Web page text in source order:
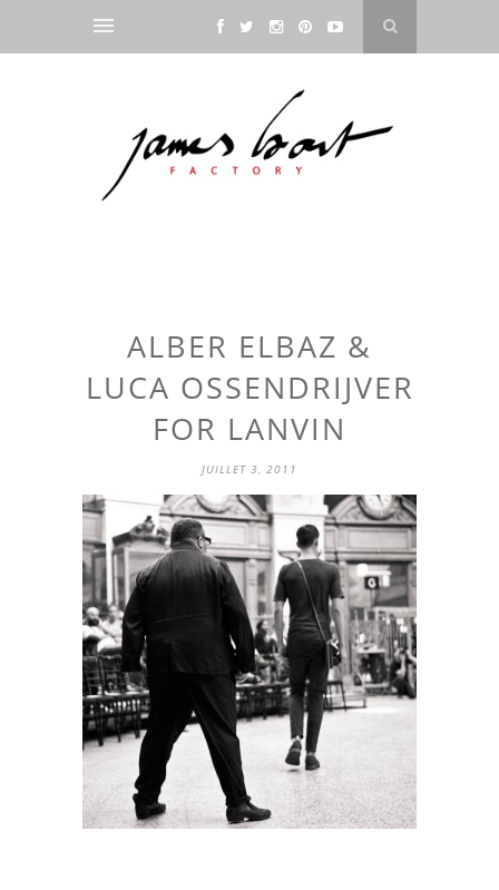
ALBER ELBAZ &
LUCA OSSENDRIJVER
FOR LANVIN
JUILLET 3, 2011